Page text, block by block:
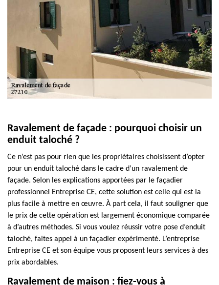
Ravalement de façade : pourquoi choisir un
enduit taloché ?
Ce n’est pas pour rien que les propriétaires choisissent d’opter
pour un enduit taloché dans le cadre d’un ravalement de
façade. Selon les explications apportées par le façadier
professionnel Entreprise CE, cette solution est celle qui est la
plus facile à mettre en œuvre. À part cela, il faut souligner que
le prix de cette opération est largement économique comparée
à d’autres méthodes. Si vous voulez réussir votre pose d’enduit
taloché, faites appel à un façadier expérimenté. L’entreprise
Entreprise CE et son équipe vous proposent leurs services à des
prix abordables.
Ravalement de maison : fiez-vous à